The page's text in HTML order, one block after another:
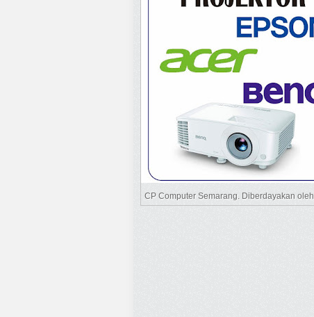
CP Computer Semarang. Diberdayakan oleh